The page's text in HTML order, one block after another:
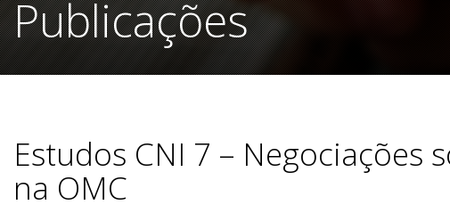
Publicações
Estudos CNI 7 – Negociações
na OMC